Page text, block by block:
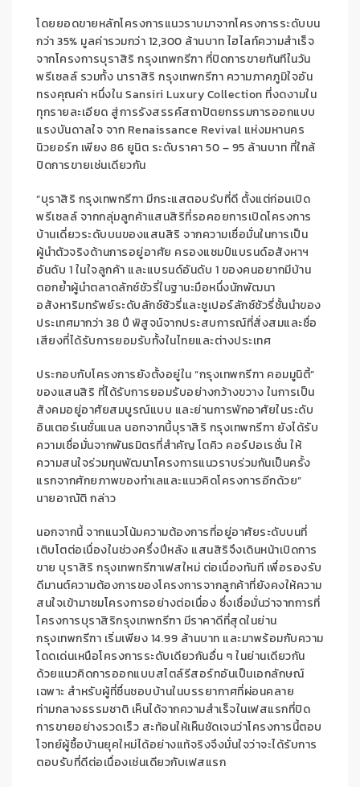
โดยยอดขายหลักโครงการแนวราบมาจากโครงการระดับบน
กว่า35% มูลค่ารวมกว่า12,300 ล้านบาทไฮไลท์ความสำเร็จ
จากโครงการบุราสิริ กรุงเทพกรีฑา ที่ปิดการขายทันทีในวัน
พรีเซลล์รวมทั้ง นาราสิริ กรุงเทพกรีฑา ความภาคภูมิใจอัน
ทรงคุณค่า หนึ่งในSansiri Luxury Collection ที่งดงามใน
ทุกรายละเอียด สู่การรังสรรค์สถาปัตยกรรมการออกแบบ
แรงบันดาลใจ จากRenaissance Revival แห่งมหานคร
นิวยอร์ก เพียง86 ยูนิต ระดับราคา50–95 ล้านบาท ที่ใกล้
ปิดการขายเช่นเดียวกัน
“บุราสิริ กรุงเทพกรีฑา มีกระแสตอบรับที่ดี ตั้งแต่ก่อนเปิด
พรีเซลล์ จากกลุ่มลูกค้าแสนสิริที่รอคอยการเปิดโครงการ
บ้านเดี่ยวระดับบนของแสนสิริ จากความเชื่อมั่นในการเป็น
ผู้นำตัวจริงด้านการอยู่อาศัย ครองแชมป์แบรนด์อสังหาฯ
อันดับ 1ในใจลูกค้า และแบรนด์อันดับ 1 ของคนอยากมีบ้าน
ตอกย้ำผู้นำตลาดลักซ์ชัวรี่ในฐานะมือหนึ่งนักพัฒนา
อสังหาริมทรัพย์ระดับลักซ์ชัวรี่และซูเปอร์ลักซ์ชัวรี่ชั้นนำของ
ประเทศมากว่า38 ปี พิสูจน์จากประสบการณ์ที่สั่งสมและชื่อ
เสียงที่ได้รับการยอมรับทั้งในไทยและต่างประเทศ
ประกอบกับโครงการยังตั้งอยู่ใน“กรุงเทพกรีฑา คอมมูนิตี้”
ของแสนสิริ ที่ได้รับการยอมรับอย่างกว้างขวาง ในการเป็น
สังคมอยู่อาศัยสมบูรณ์แบบ และย่านการพักอาศัยในระดับ
อินเตอร์เนชั่นแนล นอกจากนี้บุราสิริ กรุงเทพกรีฑา ยังได้รับ
ความเชื่อมั่นจากพันธมิตรที่สำคัญโตคิว คอร์ปอเรชั่นให้
ความสนใจร่วมทุนพัฒนาโครงการแนวราบร่วมกันเป็นครั้ง
แรกจากศักยภาพของทำเลและแนวคิดโครงการอีกด้วย”
นายอาณัติ กล่าว
นอกจากนี้ จากแนวโน้มความต้องการที่อยู่อาศัยระดับบนที่
เติบโตต่อเนื่องในช่วงครึ่งปีหลัง แสนสิริจึงเดินหน้าเปิดการ
ขาย บุราสิริ กรุงเทพกรีฑาเฟสใหม่ ต่อเนื่องทันที เพื่อรองรับ
ดีมานต์ความต้องการของโครงการจากลูกค้าที่ยังคงให้ความ
สนใจเข้ามาชมโครงการอย่างต่อเนื่อง ซึ่งเชื่อมั่นว่าจากการที่
โครงการบุราสิริกรุงเทพกรีฑา มีราคาดีที่สุดในย่าน
กรุงเทพกรีฑา เริ่มเพียง14.99 ล้านบาท และมาพร้อมกับความ
โดดเด่นเหนือโครงการระดับเดียวกันอื่น ๆในย่านเดียวกัน
ด้วยแนวคิดการออกแบบสไตล์รีสอร์ทอันเป็นเอกลักษณ์
เฉพาะ สำหรับผู้ที่ชื่นชอบบ้านในบรรยากาศที่ผ่อนคลาย
ท่ามกลางธรรมชาติ เห็นได้จากความสำเร็จในเฟสแรกที่ปิด
การขายอย่างรวดเร็ว สะท้อนให้เห็นชัดเจนว่าโครงการนี้ตอบ
โจทย์ผู้ซื้อบ้านยุคใหม่ได้อย่างแท้จริงจึงมั่นใจว่าจะได้รับการ
ตอบรับที่ดีต่อเนื่องเช่นเดียวกับเฟสแรก